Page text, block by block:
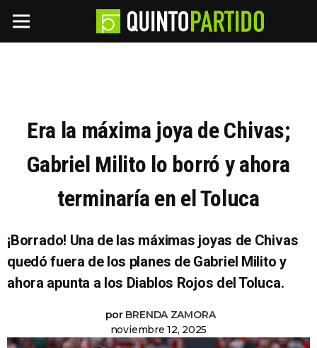
Era la máxima joya de Chivas;
Gabriel Milito lo borró y ahora
terminaría en el Toluca
¡Borrado! Una de las máximas joyas de Chivas
quedó fuera de los planes de Gabriel Milito y
ahora apunta a los Diablos Rojos del Toluca.
por BRENDA ZAMORA
noviembre 12, 2025